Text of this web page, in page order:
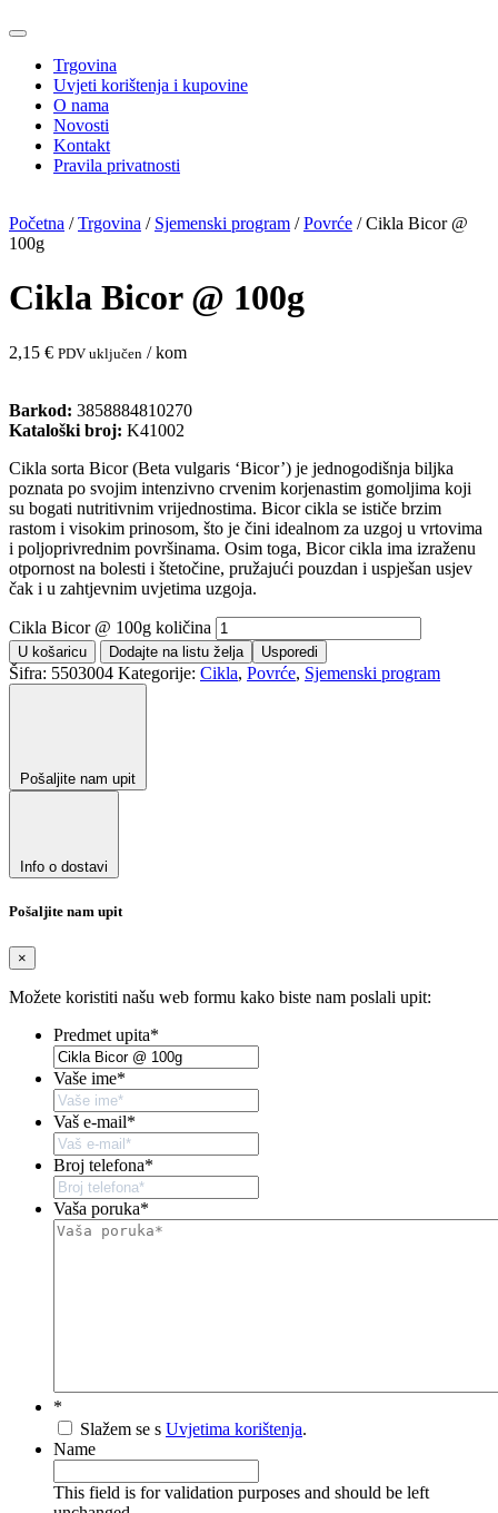
Trgovina
Uvjeti korištenja i kupovine
O nama
Novosti
Kontakt
Pravila privatnosti
Početna /Trgovina / Sjemenski program /Povrće / Cikla Bicor @
100g
Cikla Bicor @ 100g
2,15 € PDV uključen / kom
Barkod: 3858884810270
Kataloški broj: K41002
Cikla sorta Bicor (Beta vulgaris ‘Bicor’) je jednogodišnja biljka
poznata po svojim intenzivno crvenim korjenastim gomoljima koji
su bogati nutritivnim vrijednostima. Bicor cikla se ističe brzim
rastom i visokim prinosom, što je čini idealnom za uzgoj u vrtovima
i poljoprivrednim površinama. Osim toga, Bicor cikla ima izraženu
otpornost na bolesti i štetočine, pružajući pouzdan i uspješan usjev
čak i u zahtjevnim uvjetima uzgoja.
Cikla Bicor @ 100g količina
U košaricu Dodajte na listu želja Usporedi
Šifra: 5503004 Kategorije: Cikla, Povrće, Sjemenski program
Pošaljite nam upit
Info o dostavi
Pošaljite nam upit
×
Možete koristiti našu web formu kako biste nam poslali upit:
Predmet upita*
Vaše ime*
Vaš e-mail*
Broj telefona*
Vaša poruka*
*
Slažem se s Uvjetima korištenja.
Name
This field is for validation purposes and should be left